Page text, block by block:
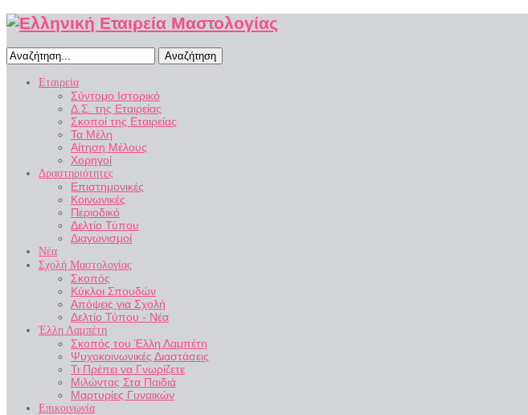
Αναζήτηση
Εταιρεία
Σύντομο Ιστορικό
Δ.Σ. της Εταιρείας
Σκοποί της Εταιρείας
Τα Μέλη
Αίτηση Μέλους
Χορηγοί
Δραστηριότητες
Επιστημονικές
Κοινωνικές
Περιοδικό
Δελτίο Τύπου
Διαγωνισμοί
Νέα
Σχολή Μαστολογίας
Σκοπός
Κύκλοι Σπουδών
Απόψεις για Σχολή
Δελτίο Τύπου - Νέα
Έλλη Λαμπέτη
Σκοπός του Έλλη Λαμπέτη
Ψυχοκοινωνικές Διαστάσεις
Τι Πρέπει να Γνωρίζετε
Μιλώντας Στα Παιδιά
Μαρτυρίες Γυναικών
Επικοινωνία